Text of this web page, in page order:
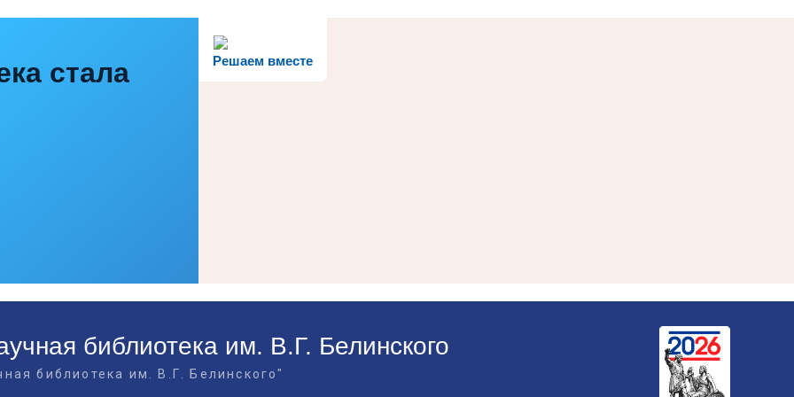
Решаем вместе
стала
библиотека им. В.Г. Белинского
библиотека им. В.Г. Белинского"